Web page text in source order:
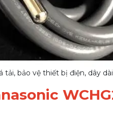
tải, bảo vệ thiết bị điện, dây